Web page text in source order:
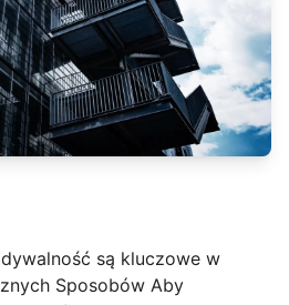
są kluczowe w
Sposobów Aby